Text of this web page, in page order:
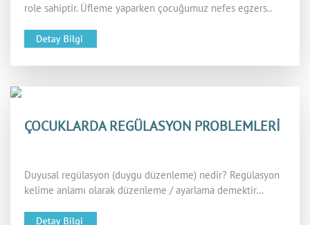
role sahiptir. Üfleme yaparken çocuğumuz nefes egzers..
ÇOCUKLARDA REGÜLASYON PROBLEMLERİ
Duyusal regülasyon (duygu düzenleme) nedir? Regülasyon
kelime anlamı olarak düzenleme / ayarlama demektir...